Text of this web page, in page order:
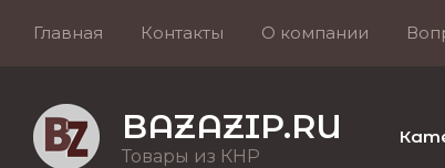
Главная Контакты О компании
BAZAZIP.RU
Товары из КНР